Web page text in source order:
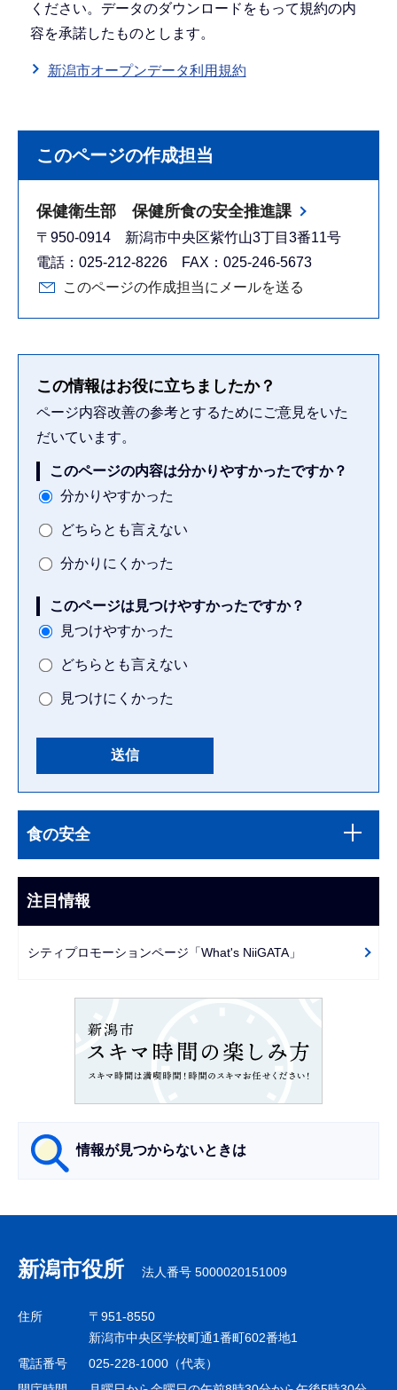
ください。データのダウンロードをもって規約の内
容を承諾したものとします。
新潟市オープンデータ利用規約
このページの作成担当
保健衛生部 保健所食の安全推進課
〒950-0914 新潟市中央区紫竹山3丁目3番11号
電話：025-212-8226 FAX：025-246-5673
このページの作成担当にメールを送る
この情報はお役に立ちましたか？
ページ内容改善の参考とするためにご意見をいた
だいています。
このページの内容は分かりやすかったですか？
分かりやすかった
どちらとも言えない
分かりにくかった
このページは見つけやすかったですか？
見つけやすかった
どちらとも言えない
見つけにくかった
文
こ
ま
で
ブ
ビ
ー
食の安全
注目情報
シティプロモーションページ「What's NiiGATA」
情報が見つからないときは
ナ
ビ
ゲ
シ
ョ
新潟市役所 法人番号 5000020151009
住所
〒951-8550
新潟市中央区学校町通1番町602番地1
電話番号
025-228-1000（代表）